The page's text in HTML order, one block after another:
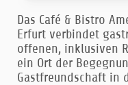
Das Café & Bistro
Erfurt verbindet
offenen, inklusiven
ein Ort der
Gastfreundschaft in